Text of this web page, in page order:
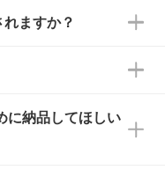
りますが、自
に対応可能で
員会や個人様
ますか？
だいた場合の
添付でお送りし
ら約2週間～2
に納品してほしい